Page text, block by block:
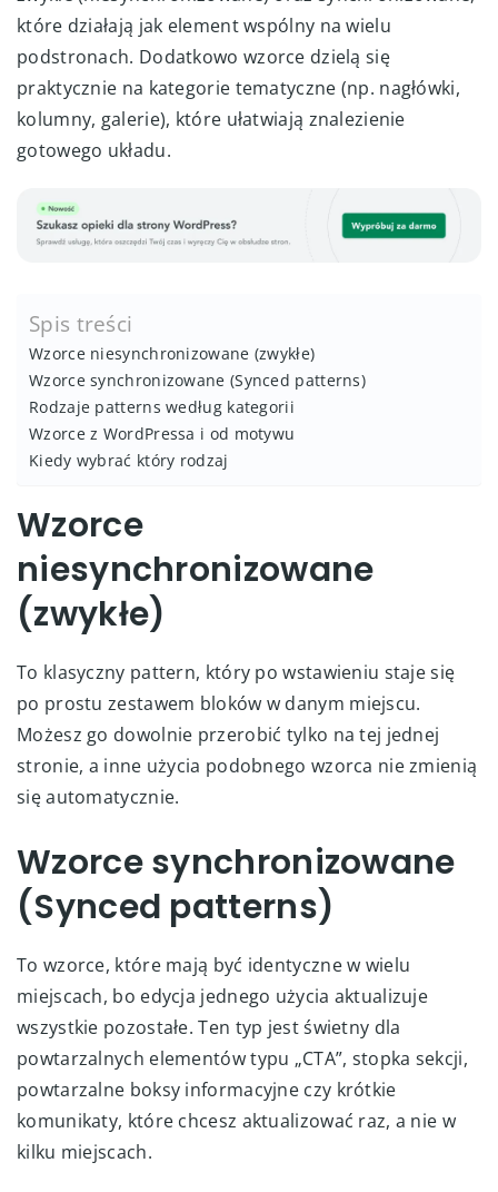
które działają jak element wspólny na wielu
podstronach. Dodatkowo wzorce dzielą się
praktycznie na kategorie tematyczne (np. nagłówki,
kolumny, galerie), które ułatwiają znalezienie
gotowego układu.
Spis treści
Wzorce niesynchronizowane (zwykłe)
Wzorce synchronizowane (Synced patterns)
Rodzaje patterns według kategorii
Wzorce z WordPressa i od motywu
Kiedy wybrać który rodzaj
Wzorce
niesynchronizowane
(zwykłe)
To klasyczny pattern, który po wstawieniu staje się
po prostu zestawem bloków w danym miejscu.
Możesz go dowolnie przerobić tylko na tej jednej
stronie, a inne użycia podobnego wzorca nie zmienią
się automatycznie.
Wzorce synchronizowane
(Synced patterns)
To wzorce, które mają być identyczne w wielu
miejscach, bo edycja jednego użycia aktualizuje
wszystkie pozostałe. Ten typ jest świetny dla
powtarzalnych elementów typu „CTA”, stopka sekcji,
powtarzalne boksy informacyjne czy krótkie
komunikaty, które chcesz aktualizować raz, a nie w
kilku miejscach.